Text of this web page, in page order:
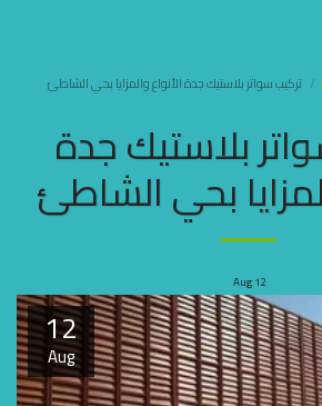
تركيب سواتر بلاستيك جدة الأنواع والمزايا بحي الشاطئ
بلاستيك جدة
بحي الشاطئ
Aug
12
Aug